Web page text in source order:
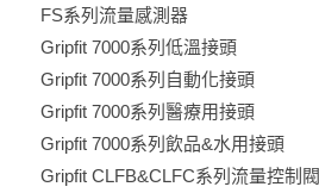
FS系列流量感測器
Gripfit 7000系列低溫接頭
Gripfit 7000系列自動化接頭
Gripfit 7000系列醫療用接頭
Gripfit 7000系列飲品&水用接頭
Gripfit CLFB&CLFC系列流量控制閥